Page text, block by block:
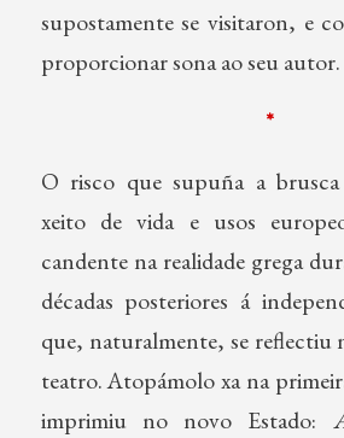
supostamente se visitaron, e
proporcionar sona ao seu autor.
*
O risco que supuña a
xeito de vida e usos
candente na realidade grega
décadas posteriores á
que, naturalmente, se reflectiu
teatro. Atopámolo xa na
imprimiu no novo Estado: